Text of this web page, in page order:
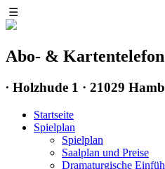
☰
Abo- & Kartentelefon
∙ Holzhude 1 · 21029
Startseite
Spielplan
Spielplan
Saalplan und Preise
Dramaturgische